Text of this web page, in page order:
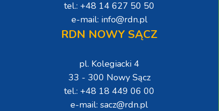
tel.: +48 14 627 50 50
e-mail: info@rdn.pl
RDN NOWY SĄCZ
pl. Kolegiacki 4
33 - 300 Nowy Sącz
tel.: +48 18 449 06 00
e-mail: sacz@rdn.pl